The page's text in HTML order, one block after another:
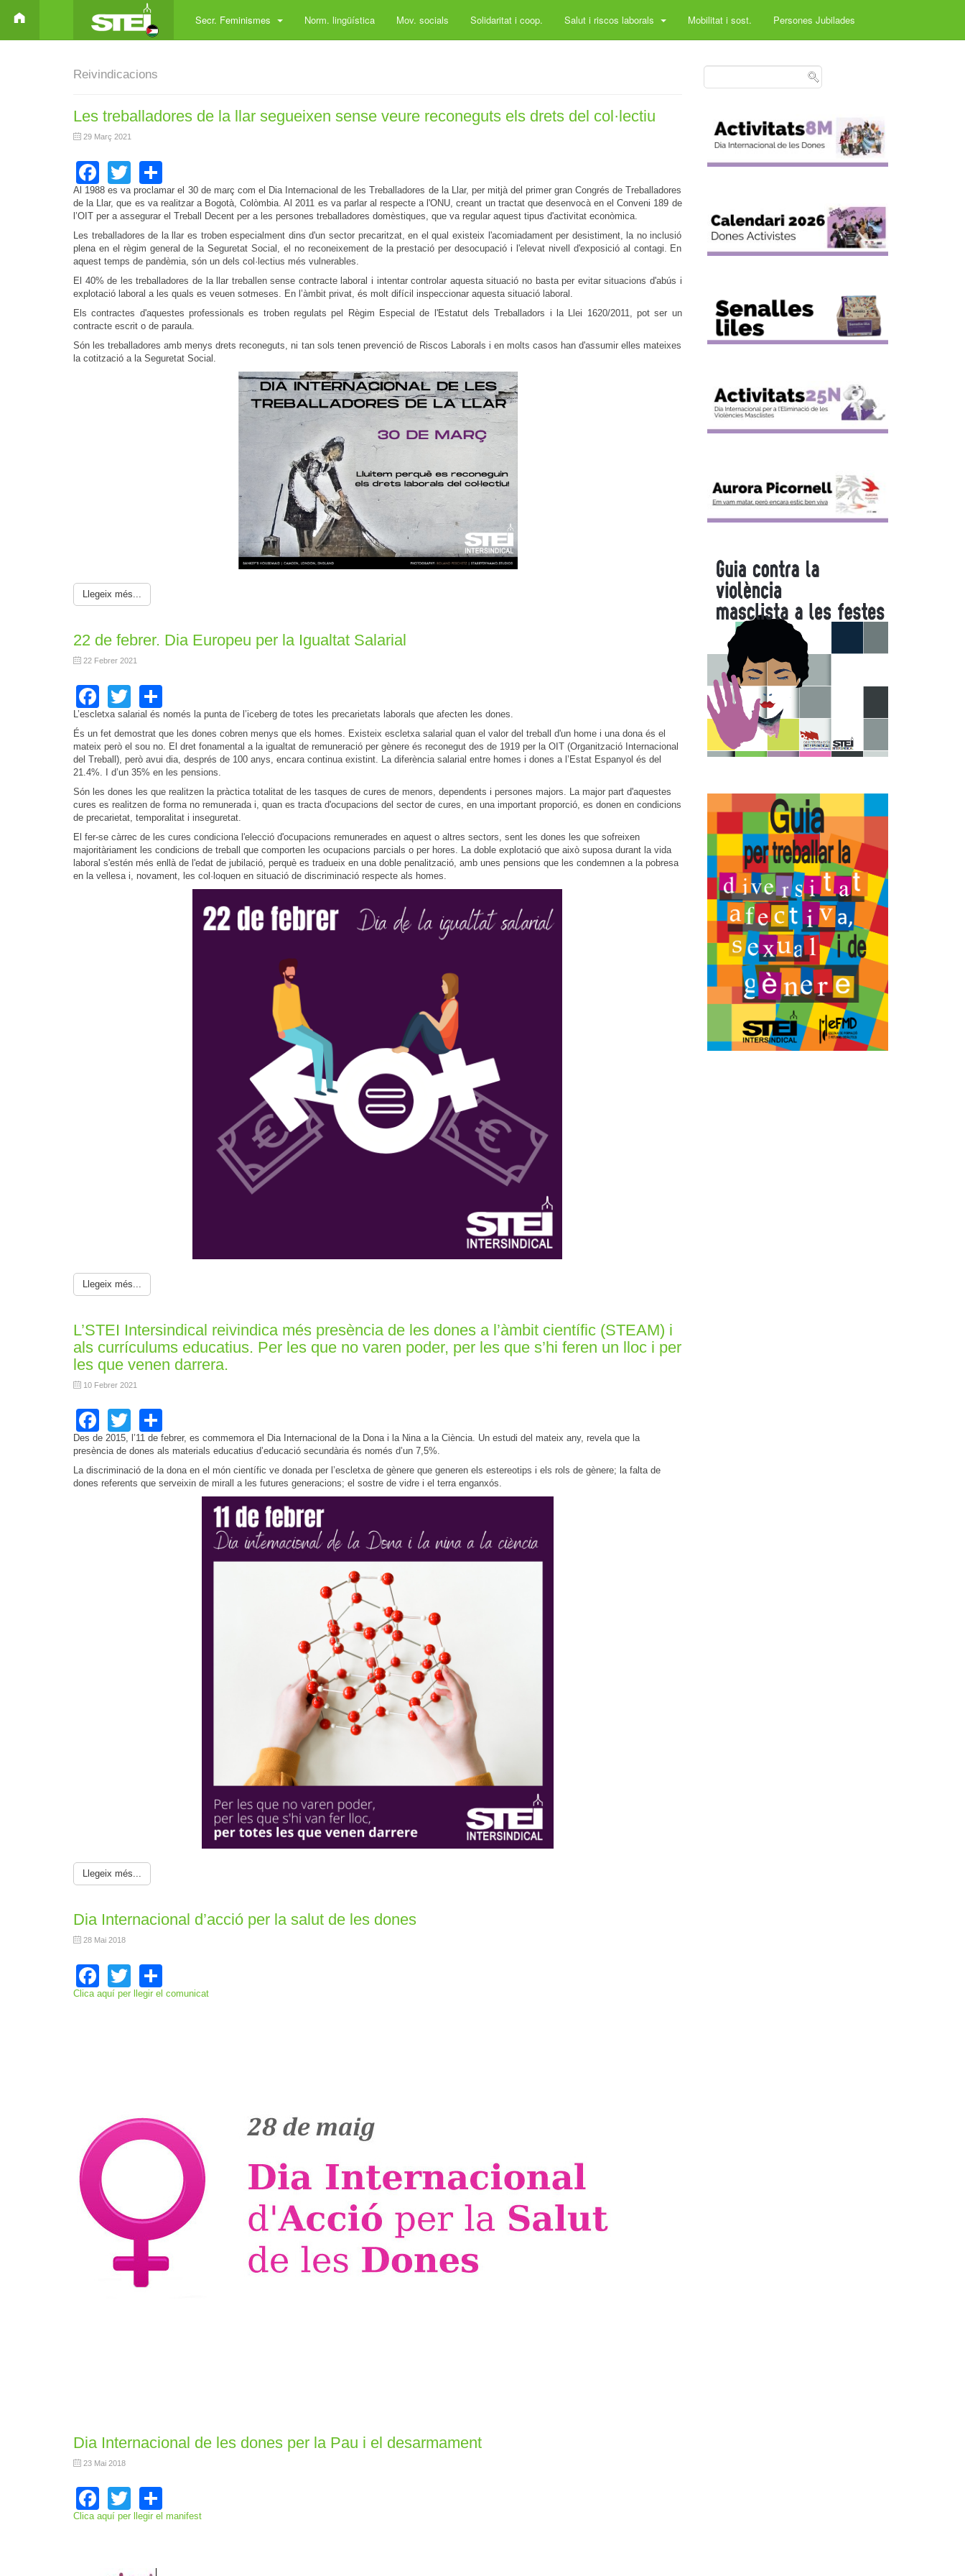
Secr. Feminismes Norm. lingüística Mov. socials Solidaritat i coop. Salut i riscos laborals Mobilitat i sost. Persones Jubilades
Reivindicacions
Les treballadores de la llar segueixen sense veure reconeguts els drets del col·lectiu
29 Març 2021
Facebook
Twitter
Al 1988 es va proclamar el 30 de març com el Dia Internacional de les Treballadores de la Llar, per mitjà del primer gran Congrés de Treballadores
de la Llar, que es va realitzar a Bogotà, Colòmbia. Al 2011 es va parlar al respecte a l'ONU, creant un tractat que desenvocà en el Conveni 189 de
l’OIT per a assegurar el Treball Decent per a les persones treballadores domèstiques, que va regular aquest tipus d'activitat econòmica.
Les treballadores de la llar es troben especialment dins d'un sector precaritzat, en el qual existeix l'acomiadament per desistiment, la no inclusió
plena en el règim general de la Seguretat Social, el no reconeixement de la prestació per desocupació i l'elevat nivell d'exposició al contagi. En
aquest temps de pandèmia, són un dels col·lectius més vulnerables.
El 40% de les treballadores de la llar treballen sense contracte laboral i intentar controlar aquesta situació no basta per evitar situacions d'abús i
explotació laboral a les quals es veuen sotmeses. En l’àmbit privat, és molt difícil inspeccionar aquesta situació laboral.
Els contractes d'aquestes professionals es troben regulats pel Règim Especial de l'Estatut dels Treballadors i la Llei 1620/2011, pot ser un
contracte escrit o de paraula.
Són les treballadores amb menys drets reconeguts, ni tan sols tenen prevenció de Riscos Laborals i en molts casos han d'assumir elles mateixes
la cotització a la Seguretat Social.
Llegeix més...
22 de febrer. Dia Europeu per la Igualtat Salarial
22 Febrer 2021
Facebook
Twitter
L’escletxa salarial és només la punta de l’iceberg de totes les precarietats laborals que afecten les dones.
És un fet demostrat que les dones cobren menys que els homes. Existeix escletxa salarial quan el valor del treball d'un home i una dona és el
mateix però el sou no. El dret fonamental a la igualtat de remuneració per gènere és reconegut des de 1919 per la OIT (Organització Internacional
del Treball), però avui dia, després de 100 anys, encara continua existint. La diferència salarial entre homes i dones a l’Estat Espanyol és del
21.4%. I d’un 35% en les pensions.
Són les dones les que realitzen la pràctica totalitat de les tasques de cures de menors, dependents i persones majors. La major part d'aquestes
cures es realitzen de forma no remunerada i, quan es tracta d'ocupacions del sector de cures, en una important proporció, es donen en condicions
de precarietat, temporalitat i inseguretat.
El fer-se càrrec de les cures condiciona l'elecció d'ocupacions remunerades en aquest o altres sectors, sent les dones les que sofreixen
majoritàriament les condicions de treball que comporten les ocupacions parcials o per hores. La doble explotació que això suposa durant la vida
laboral s'estén més enllà de l'edat de jubilació, perquè es tradueix en una doble penalització, amb unes pensions que les condemnen a la pobresa
en la vellesa i, novament, les col·loquen en situació de discriminació respecte als homes.
Llegeix més...
L’STEI Intersindical reivindica més presència de les dones a l’àmbit científic (STEAM) i
als currículums educatius. Per les que no varen poder, per les que s’hi feren un lloc i per
les que venen darrera.
10 Febrer 2021
Facebook
Twitter
Des de 2015, l’11 de febrer, es commemora el Dia Internacional de la Dona i la Nina a la Ciència. Un estudi del mateix any, revela que la
presència de dones als materials educatius d’educació secundària és només d’un 7,5%.
La discriminació de la dona en el món científic ve donada per l’escletxa de gènere que generen els estereotips i els rols de gènere; la falta de
dones referents que serveixin de mirall a les futures generacions; el sostre de vidre i el terra enganxós.
Llegeix més...
Dia Internacional d’acció per la salut de les dones
28 Mai 2018
Facebook
Twitter
Clica aquí per llegir el comunicat
Dia Internacional de les dones per la Pau i el desarmament
23 Mai 2018
Facebook
Twitter
Clica aquí per llegir el manifest